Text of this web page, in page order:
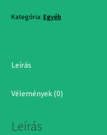
our
rule
the
police
Kategória: Egyéb
Leírás
Vélemények (0)
Leírás